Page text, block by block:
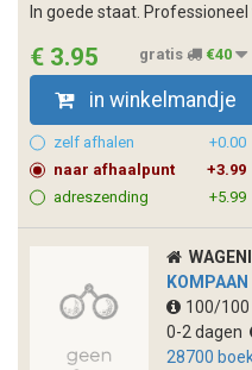
In goede staat.
€ 3.95 gratis €40
in winkelmandje
zelf afhalen
+0.00
naar afhaalpunt
+3.99
adreszending
+5.99
KOMPAAN
100/100
0-2 dagen
28700